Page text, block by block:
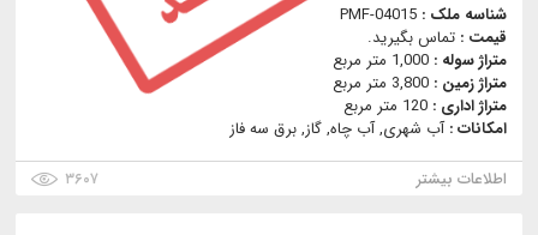
شناسه ملک : PMF-04015
قیمت : تماس بگیرید.
متراژ سوله : 1,000 متر مربع
متراژ زمین : 3,800 متر مربع
متراژ اداری : 120 متر مربع
امکانات :آب شهری, آب چاه, گاز, برق سه فاز
اطلاعات بیشتر
۳۶۰۷